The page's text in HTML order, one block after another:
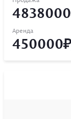
4838000
Аренда
450000